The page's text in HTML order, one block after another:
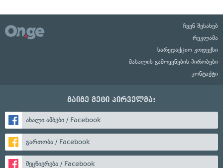
ჩვენ შესახებ
რეკლამა
სარედაქციო კოდექსი
მასალის გამოყენების პირობები
კონტაქტი
გაიგე მეტი პირველმა:
ახალი ამბები / Facebook
გართობა / Facebook
მეცნიერება / Facebook